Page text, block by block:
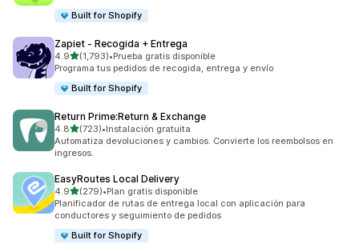
Built for Shopify
Zapiet ‑ Recogida + Entrega
4.9de 5 estrellas
(1,793)
1793 reseñas en total
•Prueba gratis disponible
Programa tus pedidos de recogida, entrega y envío
Built for Shopify
Return Prime:Return & Exchange
4.8de 5 estrellas
(723)
723 reseñas en total
•Instalación gratuita
Automatiza devoluciones y cambios. Convierte los reembolsos en
ingresos.
EasyRoutes Local Delivery
4.9de 5 estrellas
(279)
279 reseñas en total
•Plan gratis disponible
Planificador de rutas de entrega local con aplicación para
conductores y seguimiento de pedidos
Built for Shopify